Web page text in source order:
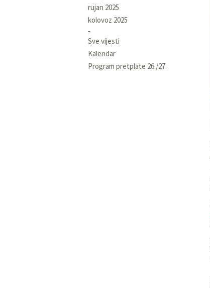
rujan 2025
kolovoz 2025
Sve vijesti
Kalendar
Program pretplate 26./27.